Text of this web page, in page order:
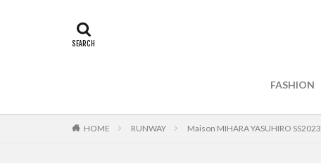
FASHION
HOME RUNWAY Maison MIHARA YASUHIRO SS2023